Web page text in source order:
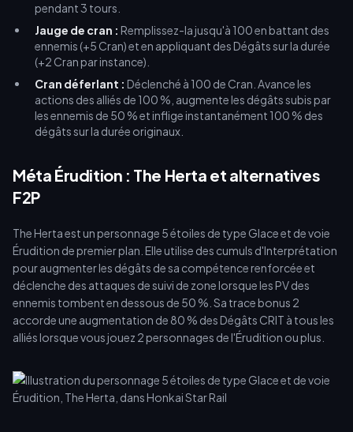
pendant 3 tours.
Jauge de cran : Remplissez-la jusqu'à 100 en battant des
ennemis (+5 Cran) et en appliquant des Dégâts sur la durée
(+2 Cran par instance).
Cran déferlant : Déclenché à 100 de Cran. Avance les
actions des alliés de 100 %, augmente les dégâts subis par
les ennemis de 50 % et inflige instantanément 100 % des
dégâts sur la durée originaux.
Méta Érudition : The Herta et alternatives
F2P
The Herta est un personnage 5 étoiles de type Glace et de voie
Érudition de premier plan. Elle utilise des cumuls d'Interprétation
pour augmenter les dégâts de sa compétence renforcée et
déclenche des attaques de suivi de zone lorsque les PV des
ennemis tombent en dessous de 50 %. Sa trace bonus 2
accorde une augmentation de 80 % des Dégâts CRIT à tous les
alliés lorsque vous jouez 2 personnages de l'Érudition ou plus.